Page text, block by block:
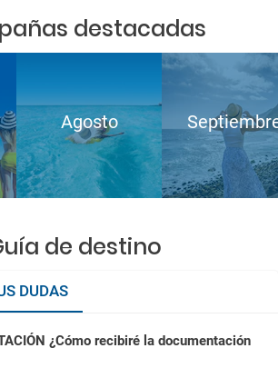
destacadas
Agosto
de destino
DUDAS
¿Cómo recibiré la documentación